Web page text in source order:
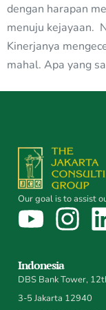
dengan harapan
menuju kejayaan.
Kinerjanya
mahal. Apa yang
Our goal is to assist
Indonesia
DBS Bank Tower,
3-5 Jakarta 12940